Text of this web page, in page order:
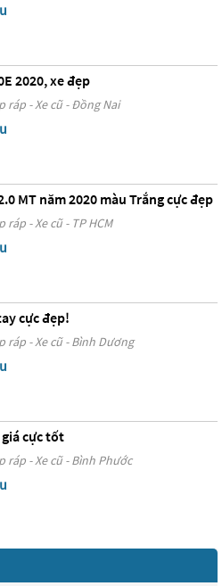
2020, xe đẹp
ráp - Xe cũ - Đồng Nai
MT năm 2020 màu Trắng cực đẹp
ráp - Xe cũ - TP HCM
cực đẹp!
ráp - Xe cũ - Bình Dương
cực tốt
ráp - Xe cũ - Bình Phước